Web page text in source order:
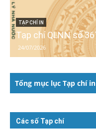
TẠP CHÍ IN
Tạp chí QLNN số
24/07/2026
Tổng mục lục Tạp chí in
Các số Tạp chí